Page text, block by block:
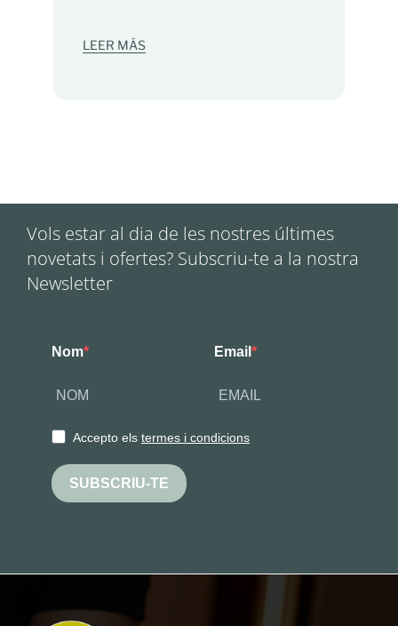
LEER MÁS
Vols estar al dia de les nostres últimes
novetats i ofertes? Subscriu-te a la nostra
Newsletter
Nom Email
Accepto els termes i condicions
SUBSCRIU-TE